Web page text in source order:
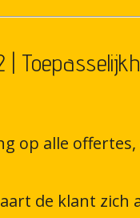
|
op alle
de klant zich